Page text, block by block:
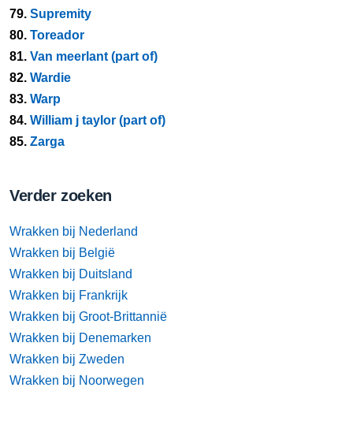
79. Supremity
80. Toreador
81. Van meerlant (part of)
82. Wardie
83. Warp
84. William j taylor (part of)
85. Zarga
Verder zoeken
Wrakken bij Nederland
Wrakken bij België
Wrakken bij Duitsland
Wrakken bij Frankrijk
Wrakken bij Groot-Brittannië
Wrakken bij Denemarken
Wrakken bij Zweden
Wrakken bij Noorwegen